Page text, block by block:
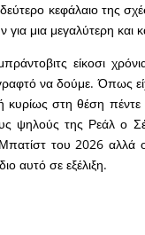
κεφάλαιο της
μια μεγαλύτερη και
είκοσι
να δούμε. Όπως
κυρίως στη θέση πέντε
ψηλούς της Ρεάλ ο
του 2026 αλλά
αυτό σε εξέλιξη.